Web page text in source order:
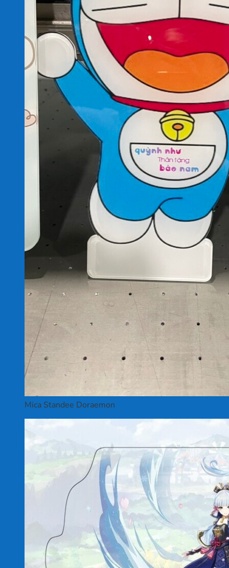
Mica Standee Doraemon